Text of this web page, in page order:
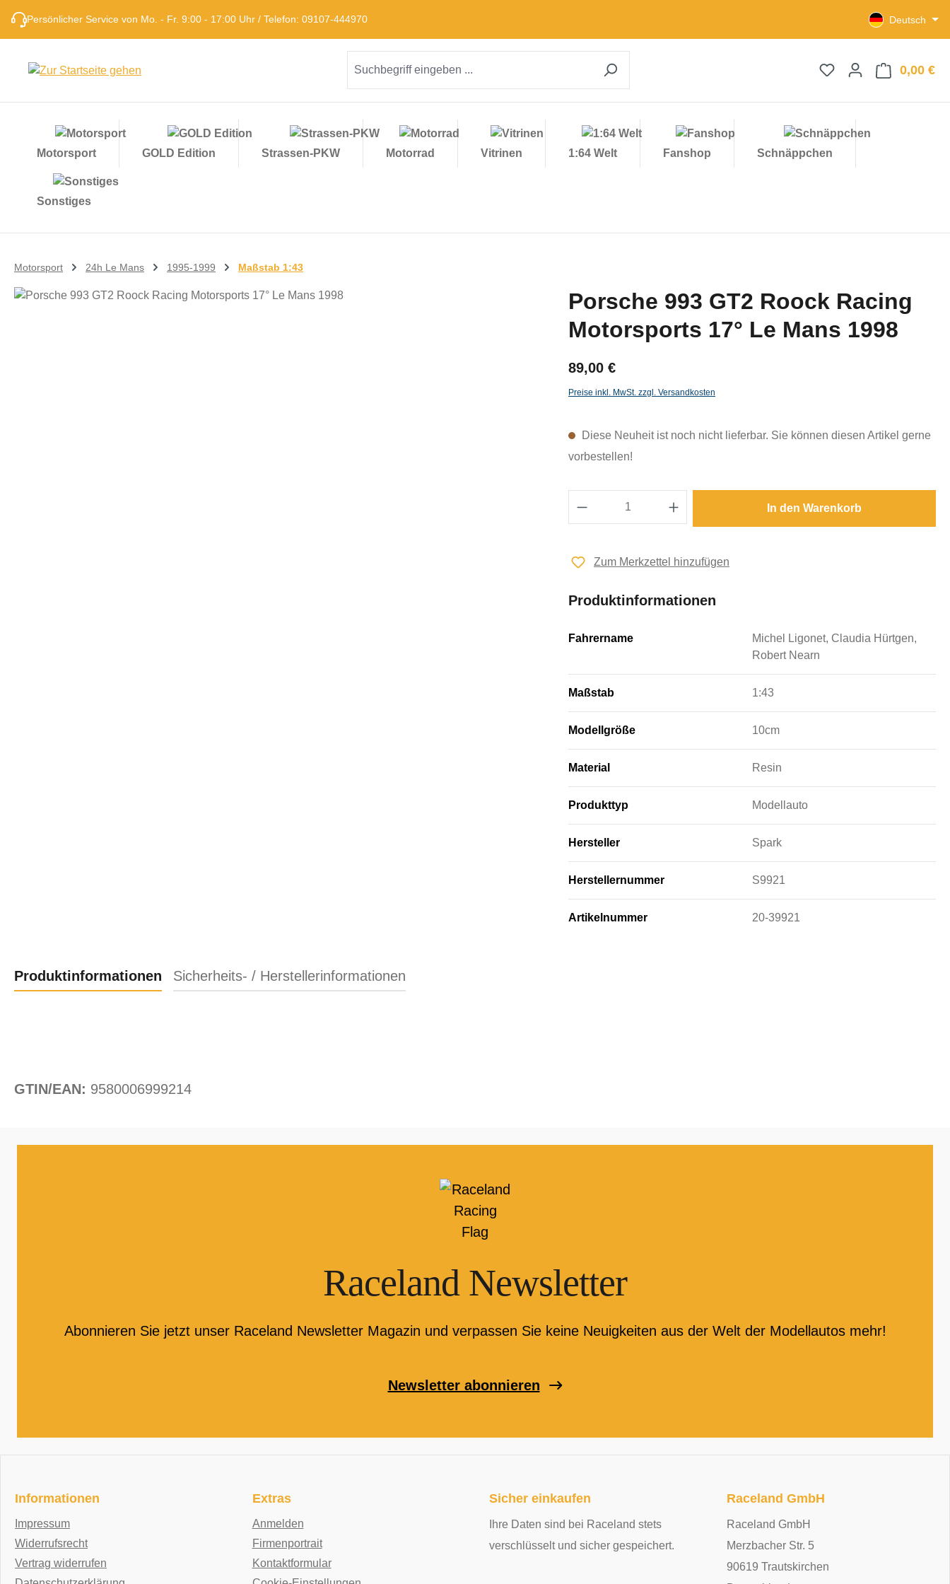
Hauptinhalt springen
Zur Suche springen
Zur Hauptnavigation springen
Persönlicher Service von Mo. - Fr. 9:00 - 17:00 Uhr / Telefon: 09107-444970 Deutsch
0,00 €
Motorsport GOLD Edition Strassen-PKW Motorrad Vitrinen 1:64 Welt Fanshop Schnäppchen
Sonstiges
Motorsport 24h Le Mans 1995-1999 Maßstab 1:43
Bildergalerie überspringen
Porsche 993 GT2 Roock Racing
Motorsports 17° Le Mans 1998
89,00 €
Preise inkl. MwSt. zzgl. Versandkosten
Diese Neuheit ist noch nicht lieferbar. Sie können diesen Artikel gerne
vorbestellen!
Produkt Anzahl: Gib den gewünschten Wert ein
In den Warenkorb
Zum Merkzettel hinzufügen
Produktinformationen
Fahrername
Michel Ligonet, Claudia Hürtgen,
Robert Nearn
Maßstab 1:43
Modellgröße 10cm
Material Resin
Produkttyp Modellauto
Hersteller Spark
Herstellernummer S9921
Artikelnummer 20-39921
Produktinformationen Sicherheits- / Herstellerinformationen
GTIN/EAN: 9580006999214
Raceland Newsletter
Abonnieren Sie jetzt unser Raceland Newsletter Magazin und verpassen Sie keine Neuigkeiten aus der Welt der Modellautos mehr!
Newsletter abonnieren
Informationen
Impressum
Widerrufsrecht
Vertrag widerrufen
Extras
Anmelden
Firmenportrait
Kontaktformular
Sicher einkaufen
Ihre Daten sind bei Raceland stets
verschlüsselt und sicher gespeichert.
Raceland GmbH
Raceland GmbH
Merzbacher Str. 5
90619 Trautskirchen